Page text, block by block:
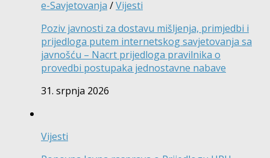
e-Savjetovanja /Vijesti
Poziv javnosti za dostavu mišljenja, primjedbi i
prijedloga putem internetskog savjetovanja sa
javnošću – Nacrt prijedloga pravilnika o
provedbi postupaka jednostavne nabave
31. srpnja 2026
Vijesti